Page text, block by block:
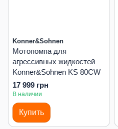
Konner&Sohnen
Мотопомпа для
агрессивных жидкостей
Konner&Sohnen KS 80CW
17 999 грн
В наличии
Купить